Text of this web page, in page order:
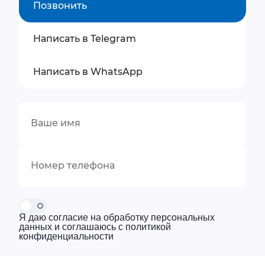
Позвонить
Написать в Telegram
Написать в WhatsApp
Я даю согласие на обработку персональных
данных и соглашаюсь с политикой
конфиденциальности